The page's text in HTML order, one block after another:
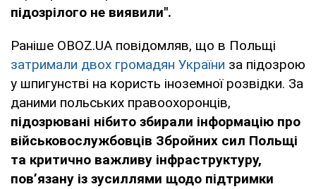
підозрілого не виявили".
Раніше OBOZ.UA повідомляв, що в Польщі
затримали двох громадян України за підозрою
у шпигунстві на користь іноземної розвідки. За
даними польських правоохоронців,
підозрювані нібито збирали інформацію про
військовослужбовців Збройних сил Польщі
та критично важливу інфраструктуру,
пов’язану із зусиллями щодо підтримки